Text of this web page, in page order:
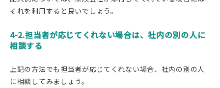
それを利用すると良いでしょう。
4-2.担当者が応じてくれない場合は、社内の別の人に
相談する
上記の方法でも担当者が応じてくれない場合、社内の別の人
に相談してみましょう。